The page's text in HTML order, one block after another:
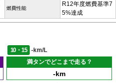
燃費性能
R12年度燃費基準7
5%達成
10・15
-km/L
満タンでどこまで走る？
-km